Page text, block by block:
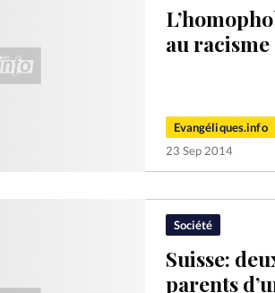
au racisme
Evangéliques.info
23 Sep 2014
Société
Suisse:
parents